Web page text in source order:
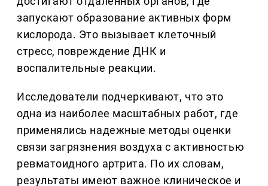
запускают образование активных форм
кислорода. Это вызывает клеточный
стресс, повреждение ДНК и
воспалительные реакции.
Исследователи подчеркивают, что это
одна из наиболее масштабных работ, где
применялись надежные методы оценки
связи загрязнения воздуха с активностью
ревматоидного артрита. По их словам,
результаты имеют важное клиническое и